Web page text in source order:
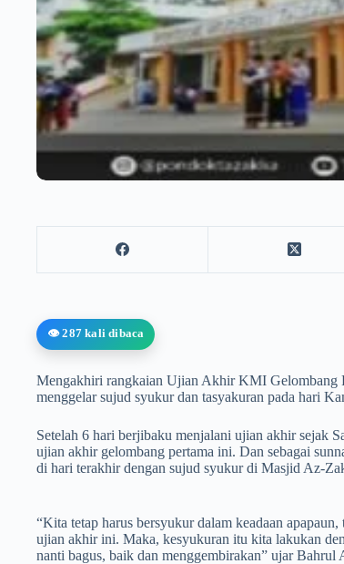
👁️ 287 kali dibaca
Mengakhiri rangkaian Ujian Akhir KMI Gelombang
menggelar sujud syukur dan tasyakuran pada hari
Setelah 6 hari berjibaku menjalani ujian akhir sejak
ujian akhir gelombang pertama ini. Dan sebagai
di hari terakhir dengan sujud syukur di Masjid Az-
“Kita tetap harus bersyukur dalam keadaan
ujian akhir ini. Maka, kesyukuran itu kita lakukan
nanti bagus, baik dan menggembirakan” ujar